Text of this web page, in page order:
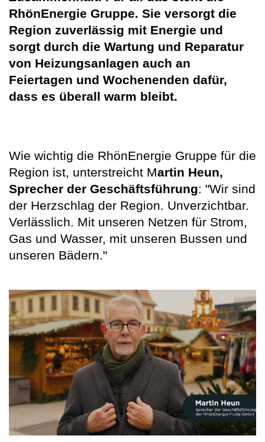
RhönEnergie Gruppe. Sie versorgt die
Region zuverlässig mit Energie und
sorgt durch die Wartung und Reparatur
von Heizungsanlagen auch an
Feiertagen und Wochenenden dafür,
dass es überall warm bleibt.
Wie wichtig die RhönEnergie Gruppe für die
Region ist, unterstreicht Martin Heun,
Sprecher der Geschäftsführung: "Wir sind
der Herzschlag der Region. Unverzichtbar.
Verlässlich. Mit unseren Netzen für Strom,
Gas und Wasser, mit unseren Bussen und
unseren Bädern."